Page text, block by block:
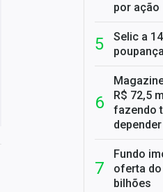
por ação
Selic a
R$ 72,5
fazendo
Fundo
oferta do
bilhões